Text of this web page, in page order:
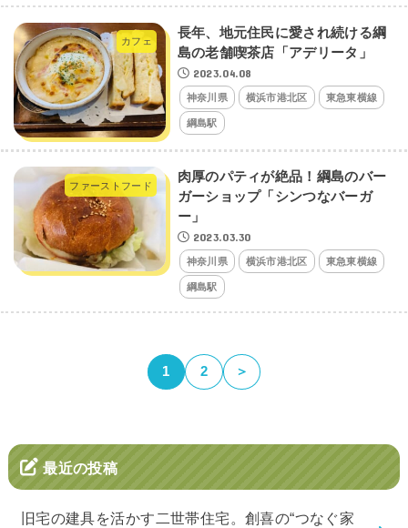
カフェ
長年、地元住民に愛され続ける綱
島の老舗喫茶店「アデリータ」
2023.04.08
神奈川県 横浜市港北区 東急東横線
綱島駅
ファーストフード
肉厚のパティが絶品！綱島のバー
ガーショップ「シンつなバーガ
ー」
2023.03.30
神奈川県 横浜市港北区 東急東横線
綱島駅
1 2 ＞
最近の投稿
旧宅の建具を活かす二世帯住宅。創喜の“つなぐ家